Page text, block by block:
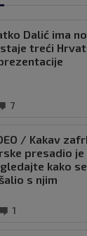
Dalić ima
treći
7
/ Kakav
presadio je
kako
s njim
1